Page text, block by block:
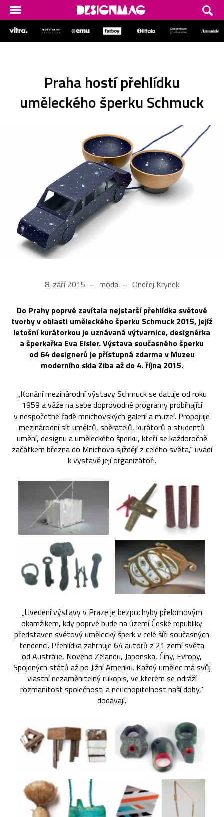
Praha hostí přehlídku
uměleckého šperku Schmuck
8. září 2015 móda Ondřej Krynek
Do Prahy poprvé zavítala nejstarší přehlídka světové
tvorby v oblasti uměleckého šperku Schmuck 2015, jejíž
letošní kurátorkou je uznávaná výtvarnice, designérka
a šperkařka Eva Eisler. Výstava současného šperku
od 64 designerů je přístupná zdarma v Muzeu
moderního skla Ziba až do 4. října 2015.
„Konání mezinárodní výstavy Schmuck se datuje od roku
1959 a váže na sebe doprovodné programy probíhající
v nespočetné řadě mnichovských galerií a muzeí. Propojuje
mezinárodní síť umělců, sběratelů, kurátorů a studentů
umění, designu a uměleckého šperku, kteří se každoročně
začátkem března do Mnichova sjíždějí z celého světa,“ uvádí
k výstavě její organizátoři.
„Uvedení výstavy v Praze je bezpochyby přelomovým
okamžikem, kdy poprvé bude na území České republiky
představen světový umělecký šperk v celé šíři současných
tendencí. Přehlídka zahrnuje 64 autorů z 21 zemí světa
od Austrálie, Nového Zélandu, Japonska, Číny, Evropy,
Spojených států až po Jižní Ameriku. Každý umělec má svůj
vlastní nezaměnitelný rukopis, ve kterém se odráží
rozmanitost společnosti a neuchopitelnost naší doby,“
dodávají.